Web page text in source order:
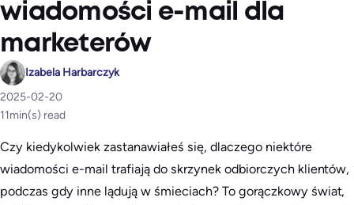
wiadomości e-mail dla
marketerów
Izabela Harbarczyk
2025-02-20
11min(s) read
Czy kiedykolwiek zastanawiałeś się, dlaczego niektóre
wiadomości e-mail trafiają do skrzynek odbiorczych klientów,
podczas gdy inne lądują w śmieciach? To gorączkowy świat,